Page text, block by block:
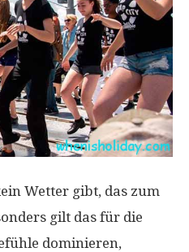
Wetter gibt, das zum
gilt das für die
dominieren,